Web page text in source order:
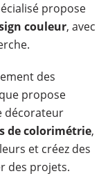
propose
couleur, avec
des
propose
décorateur
de colorimétrie,
et créez des
des projets.